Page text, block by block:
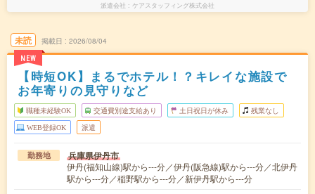
派遣会社 ケアスタッフィング株式会社
未読
NEW
掲載日 2026/08/04
【時短OK】まるでホテル！？キレイな施設で
お年寄りの見守りなど
職種未経験OK 交通費別途支給あり 土日祝日が休み 残業なし
WEB登録OK 派遣
勤務地 兵庫県伊丹市
伊丹(福知山線)駅から---分／伊丹(阪急線)駅から---分／北伊丹
駅から---分／稲野駅から---分／新伊丹駅から---分